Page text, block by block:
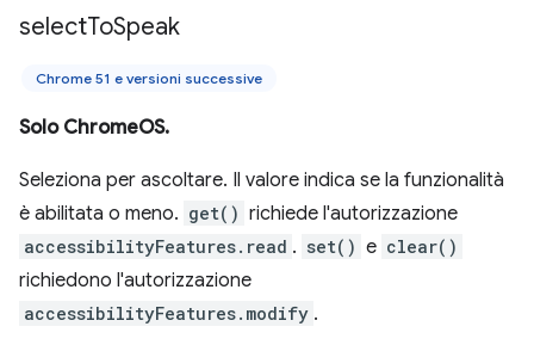
selectToSpeak
Chrome 51 e versioni successive
Solo ChromeOS.
Seleziona per ascoltare. Il valore indica se la funzionalità
è abilitata o meno. get() richiede l'autorizzazione
accessibilityFeatures.read . set() e clear()
richiedono l'autorizzazione
accessibilityFeatures.modify .